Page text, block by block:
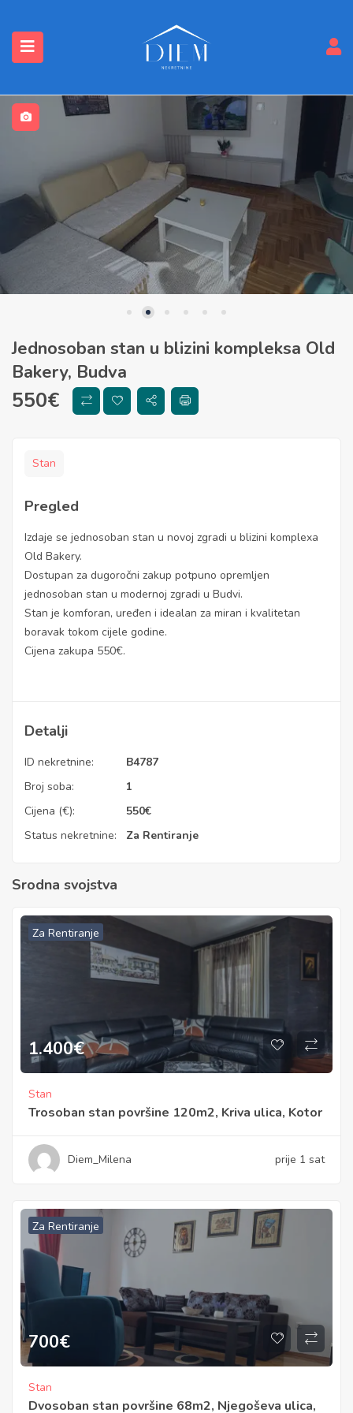
(Nekretnine)
Jednosoban stan u blizini kompleksa Old
Bakery, Budva
550€
Stan
Pregled
Izdaje se jednosoban stan u novoj zgradi u blizini komplexa
Old Bakery.
Dostupan za dugoročni zakup potpuno opremljen
jednosoban stan u modernoj zgradi u Budvi.
Stan je komforan, uređen i idealan za miran i kvalitetan
boravak tokom cijele godine.
Cijena zakupa 550€.
Detalji
ID nekretnine:
B4787
Broj soba:
1
Cijena (€):
550€
Status nekretnine:
Za Rentiranje
Srodna svojstva
Za Rentiranje
1.400€
Stan
Trosoban stan površine 120m2, Kriva ulica, Kotor
Diem_Milena prije 1 sat
Za Rentiranje
700€
Stan
Dvosoban stan površine 68m2, Njegoševa ulica,